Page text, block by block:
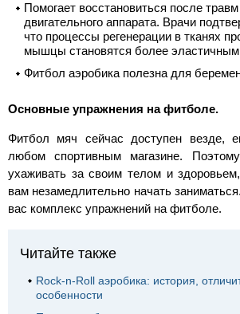
Помогает восстановиться после
двигательного аппарата. Врачи
что процессы регенерации в тканях
мышцы становятся более
Фитбол аэробика полезна для
Основные упражнения на фитболе.
Фитбол мяч сейчас доступен везде,
любом спортивным магазине.
ухаживать за своим телом и
вам незамедлительно начать
вас комплекс упражнений на фитболе.
Читайте также
Rock-n-Roll аэробика: история,
особенности